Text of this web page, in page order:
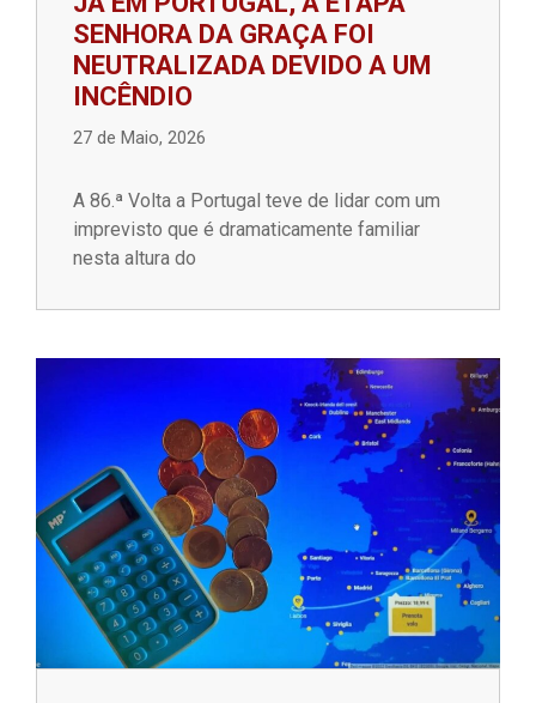
SENHORA DA GRAÇA FOI
NEUTRALIZADA DEVIDO A UM
INCÊNDIO
27 de Maio, 2026
A 86.ª Volta a Portugal teve de lidar com um
imprevisto que é dramaticamente familiar
nesta altura do